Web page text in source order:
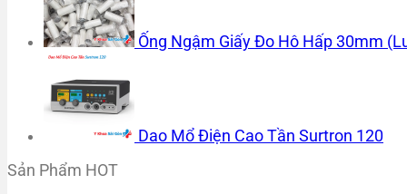
Ống Ngậm Giấy Đo Hô Hấp 30mm
Dao Mổ Điện Cao Tần Surtron 120
Sản Phẩm HOT